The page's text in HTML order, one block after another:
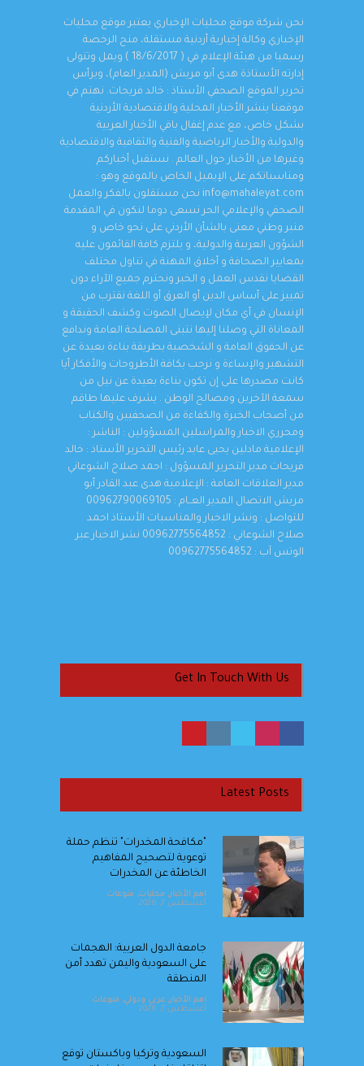
نحن شركة موقع محليات الإخباري يعتبر موقع محليات
الإخباري وكالة إخبارية أردنية مستقلة، منح الرخصة
رسميا من هيئة الإعلام في ( 18/6/2017 ) ويمل وتتولى
إدارته الأستاذة هدى أبو مريش (المدير العام)، ويرأس
تحرير الموقع الصحفي الأستاذ : خالد فريحات. نهتم في
موقعنا بنشر الأخبار المحلية والاقتصادية الأردنية
بشكل خاص، مع عدم إغفال باقي الأخبار العربية
والدولية والأخبار الرياضية والفنية والثقافية والاقتصادية
وغيرها من الأخبار حول العالم . نستقبل أخباركم
ومناسباتكم على الإيميل الخاص بالموقع وهو :
info@mahaleyat.com نحن مستقلون بالفكر والعمل
الصحفي والإعلامي الحر نسعى دوما لنكون في المقدمة
منبر وطني معنى بالشأن الأردني على نحو خاص و
الشؤون العربية والدولية، و يلتزم كافة القائمون عليه
بمعايير الصحافة و أخلاق المهنة في تناول مختلف
القضايا نقدس العمل و الخبر ونحترم جميع الآراء دون
تمييز على أساس الدين أو العرق أو اللغة نقترب من
الإنسان في أي مكان لإيصال الصوت وكشف الحقيقة و
المعاناة التي وصلنا إليها نتبنى المصلحة العامة وندافع
عن الحقوق العامة و الشخصية بطريقة بناءة بعيدة عن
التشهير والإساءة و نرحب بكافة الأطروحات والأفكار أيا
كانت مصدرها على إن تكون بناءة بعيدة عن نيل من
سمعة الآخرين ومصالح الوطن . يشرف عليها طاقم
من أصحاب الخبرة والكفاءة من الصحفيين والكتاب
ومحرري الاخبار والمراسلين المسؤولين : الناشر :
الإعلامية مادلين يحيى عابد رئيس التحرير الأستاذ : خالد
فريحات مدير التحرير المسؤول : احمد صلاح الشوعاني
مدير العلاقات العامة : الإعلامية هدى عبد القادر أبو
مريش الاتصال المدير العــام : 00962790069105
للتواصل : ونشر الاخبار والمناسبات الأستاذ احمد
صلاح الشوعاني : 00962775564852 نشر الاخبار عبر
الوتس آب : 00962775564852
Get In Touch With Us
Latest Posts
"مكافحة المخدرات" تنظم حملة
توعوية لتصحيح المفاهيم
الخاطئة عن المخدرات
اهم الأخبار, محليات, منوعات
أغسطس 7, 2026
جامعة الدول العربية: الهجمات
على السعودية واليمن تهدد أمن
المنطقة
اهم الأخبار, عربي ودولي, منوعات
أغسطس 7, 2026
السعودية وتركيا وباكستان توقع